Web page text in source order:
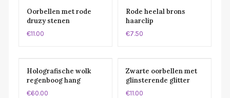
Oorbellen met rode
druzy stenen
€11.00
Rode heelal brons
haarclip
€7.50
Holografische wolk
regenboog hang
oorbellen
€60.00
Zwarte oorbellen met
glinsterende glitter
roze paarse steen
€11.00